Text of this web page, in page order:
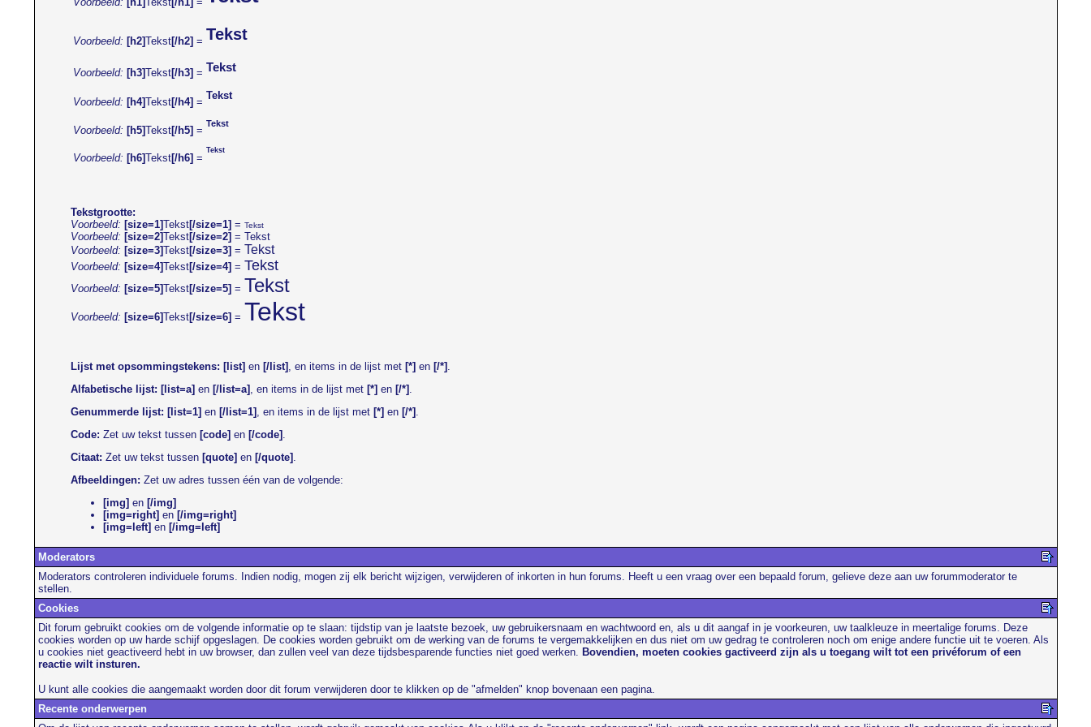
Voorbeeld: [h2]Tekst[/h2] = Tekst
Voorbeeld: [h3]Tekst[/h3] = Tekst
Voorbeeld: [h4]Tekst[/h4] =
Tekst
Voorbeeld: [h5]Tekst[/h5] =
Tekst
Voorbeeld: [h6]Tekst[/h6] =
Tekst
Tekstgrootte:
Voorbeeld: [size=1]Tekst[/size=1] = Tekst
Voorbeeld: [size=2]Tekst[/size=2] = Tekst
Voorbeeld: [size=3]Tekst[/size=3] = Tekst
Voorbeeld: [size=4]Tekst[/size=4] = Tekst
Voorbeeld: [size=5]Tekst[/size=5] = Tekst
Voorbeeld: [size=6]Tekst[/size=6] = Tekst
Lijst met opsommingstekens: [list] en [/list] , en items in de lijst met [*] en [/*]
Alfabetische lijst: [list=a] en [/list=a] , en items in de lijst met [*] en [/*]
Genummerde lijst: [list=1] en [/list=1] , en items in de lijst met [*] en [/*]
Code: Zet uw tekst tussen [code] en [/code]
Citaat: Zet uw tekst tussen [quote] en [/quote]
Afbeeldingen: Zet uw adres tussen één van de volgende:
[img] en [/img]
[img=right] en [/img=right]
[img=left] en [/img=left]
Moderators
Moderators controleren individuele forums. Indien nodig, mogen zij elk bericht wijzigen, verwijderen of inkorten in hun forums. Heeft u een vraag over een bepaald forum, gelieve deze aan uw forummoderator te
stellen.
Cookies
Dit forum gebruikt cookies om de volgende informatie op te slaan: tijdstip van je laatste bezoek, uw gebruikersnaam en wachtwoord en, als u dit aangaf in je voorkeuren, uw taalkleuze in meertalige forums. Deze
cookies worden op uw harde schijf opgeslagen. De cookies worden gebruikt om de werking van de forums te vergemakkelijken en dus niet om uw gedrag te controleren noch om enige andere functie uit te voeren. Als
u cookies niet geactiveerd hebt in uw browser, dan zullen veel van deze tijdsbesparende functies niet goed werken.
Bovendien, moeten cookies gactiveerd zijn als u toegang wilt tot een privéforum of een
reactie wilt insturen.
U kunt alle cookies die aangemaakt worden door dit forum verwijderen door te klikken op de "afmelden" knop bovenaan een pagina.
Recente onderwerpen